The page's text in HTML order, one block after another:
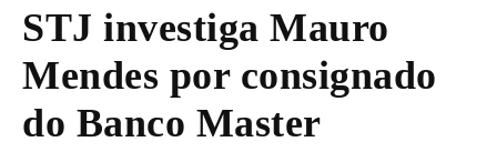
STJ investiga Mauro
Mendes por consignado
do Banco Master